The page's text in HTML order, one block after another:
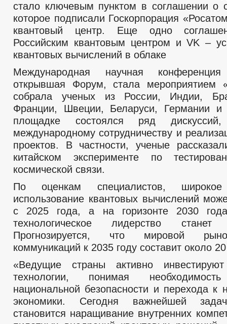
стало ключевым пунктом в соглашении о
которое подписали Госкорпорация
квантовый центр. Еще одно
Российским квантовым центром и VK –
квантовых вычислений в облаке
Международная научная
открывшая Форум, стала мероприятием
cобрала ученых из России, Индии,
Франции, Швеции, Беларуси, Германии и
площадке состоялся ряд дискуссий,
международному сотрудничеству и
проектов. В частности, ученые
китайском эксперименте по
космической связи.
По оценкам специалистов, широкое
использование квантовых вычислений
с 2025 года, а на горизонте 2030 года
технологическое лидерство станет
Прогнозируется, что мировой
коммуникаций к 2035 году составит около
«Ведущие страны активно
технологии, понимая
национальной безопасности и перехода
экономики. Сегодня важнейшей
становится наращивание внутренних